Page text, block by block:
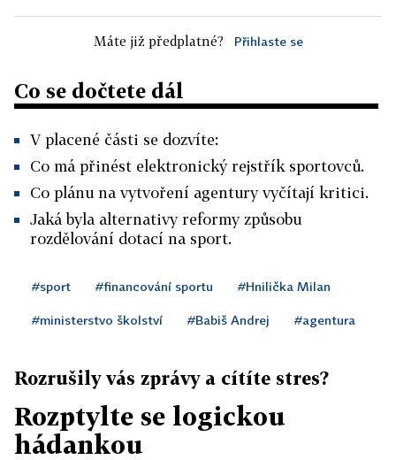
Máte již předplatné? Přihlaste se
Co se dočtete dál
V placené části se dozvíte:
Co má přinést elektronický rejstřík sportovců.
Co plánu na vytvoření agentury vyčítají kritici.
Jaká byla alternativy reformy způsobu
rozdělování dotací na sport.
#sport #financování sportu #Hnilička Milan
#ministerstvo školství #Babiš Andrej #agentura
Rozrušily vás zprávy a cítíte stres?
Rozptylte se logickou
hádankou